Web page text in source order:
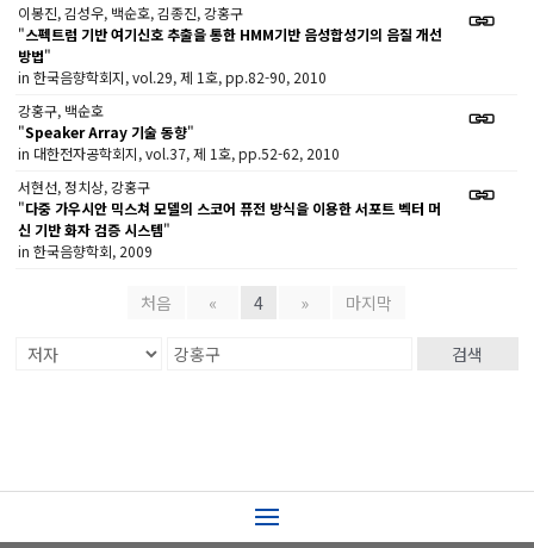
이봉진, 김성우, 백순호, 김종진, 강홍구
"스펙트럼 기반 여기신호 추출을 통한 HMM기반 음성합성기의 음질 개선
방법"
in 한국음향학회지, vol.29, 제 1호, pp.82-90, 2010
강홍구, 백순호
"Speaker Array 기술 동향"
in 대한전자공학회지, vol.37, 제 1호, pp.52-62, 2010
서현선, 정치상, 강홍구
"다중 가우시안 믹스쳐 모델의 스코어 퓨전 방식을 이용한 서포트 벡터 머
신 기반 화자 검증 시스템"
in 한국음향학회, 2009
처음 « 4 » 마지막
검색